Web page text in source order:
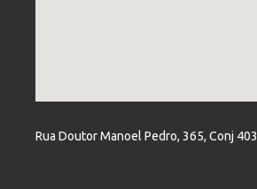
Rua Doutor Manoel Pedro, 365, Conj 403